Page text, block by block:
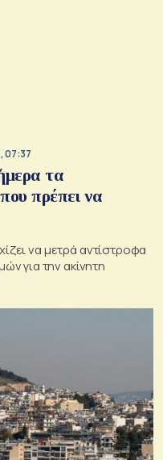
07:37
τα
πρέπει να
να μετρά αντίστροφα
για την ακίνητη